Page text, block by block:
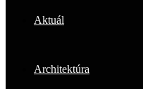
Aktuál
Architektúra